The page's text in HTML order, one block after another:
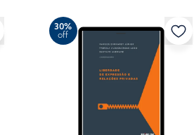
30%
off